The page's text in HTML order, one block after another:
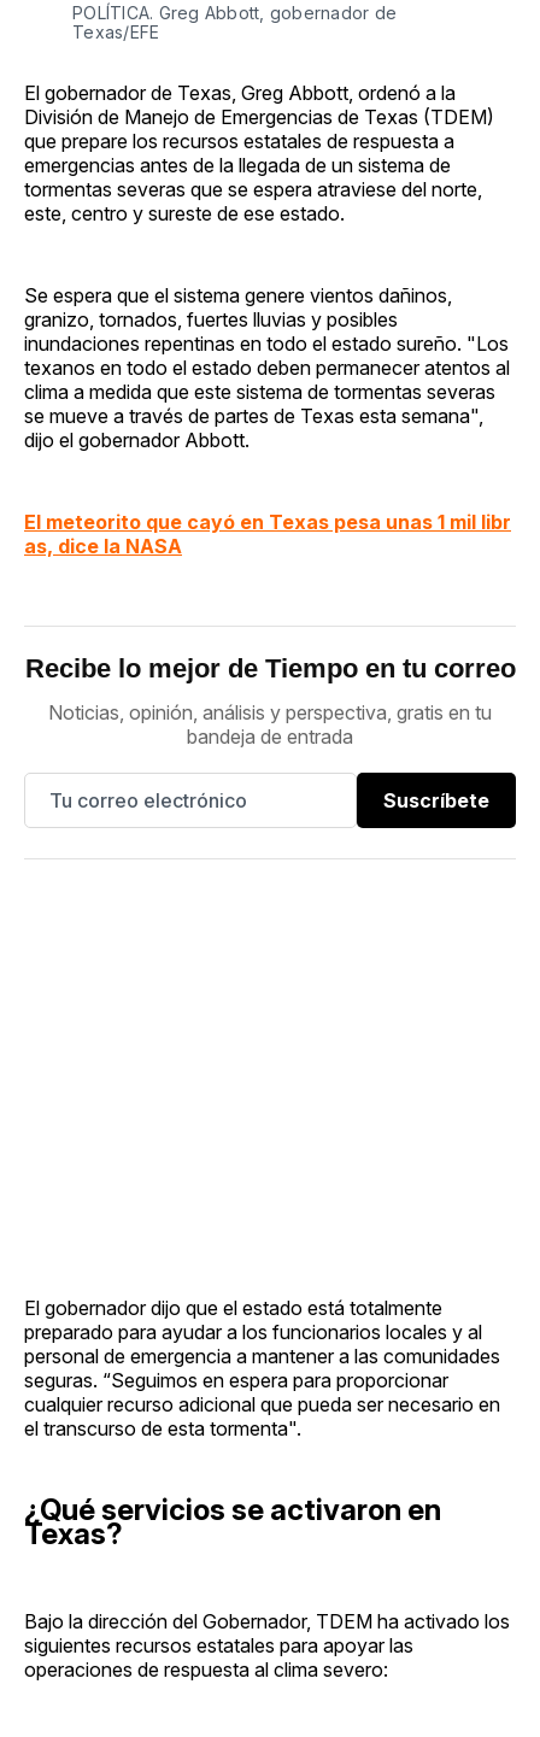
POLÍTICA. Greg Abbott, gobernador de
Texas/EFE
El gobernador de Texas, Greg Abbott, ordenó a la
División de Manejo de Emergencias de Texas (TDEM)
que prepare los recursos estatales de respuesta a
emergencias antes de la llegada de un sistema de
tormentas severas que se espera atraviese del norte,
este, centro y sureste de ese estado.
Se espera que el sistema genere vientos dañinos,
granizo, tornados, fuertes lluvias y posibles
inundaciones repentinas en todo el estado sureño. "Los
texanos en todo el estado deben permanecer atentos al
clima a medida que este sistema de tormentas severas
se mueve a través de partes de Texas esta semana",
dijo el gobernador Abbott.
El meteorito que cayó en Texas pesa unas 1 mil libr
as, dice la NASA
Recibe lo mejor de Tiempo en tu correo
Noticias, opinión, análisis y perspectiva, gratis en tu
bandeja de entrada
Suscríbete
El gobernador dijo que el estado está totalmente
preparado para ayudar a los funcionarios locales y al
personal de emergencia a mantener a las comunidades
seguras. “Seguimos en espera para proporcionar
cualquier recurso adicional que pueda ser necesario en
el transcurso de esta tormenta".
¿Qué servicios se activaron en
Texas?
Bajo la dirección del Gobernador, TDEM ha activado los
siguientes recursos estatales para apoyar las
operaciones de respuesta al clima severo: